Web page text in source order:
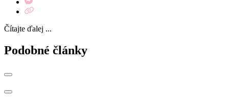
Čítajte ďalej ...
Podobné články